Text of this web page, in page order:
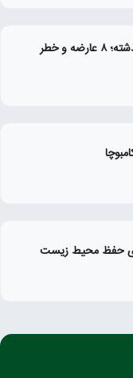
عوارض خوردن قارچ تاریخ‌ گذشته؛ ۸ عارضه و خطر
حفظ محیط زیست